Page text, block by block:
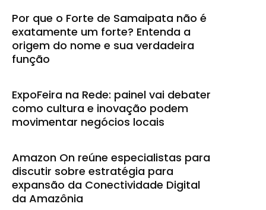
Por que o Forte de Samaipata não é
exatamente um forte? Entenda a
origem do nome e sua verdadeira
função
ExpoFeira na Rede: painel vai debater
como cultura e inovação podem
movimentar negócios locais
Amazon On reúne especialistas para
discutir sobre estratégia para
expansão da Conectividade Digital
da Amazônia